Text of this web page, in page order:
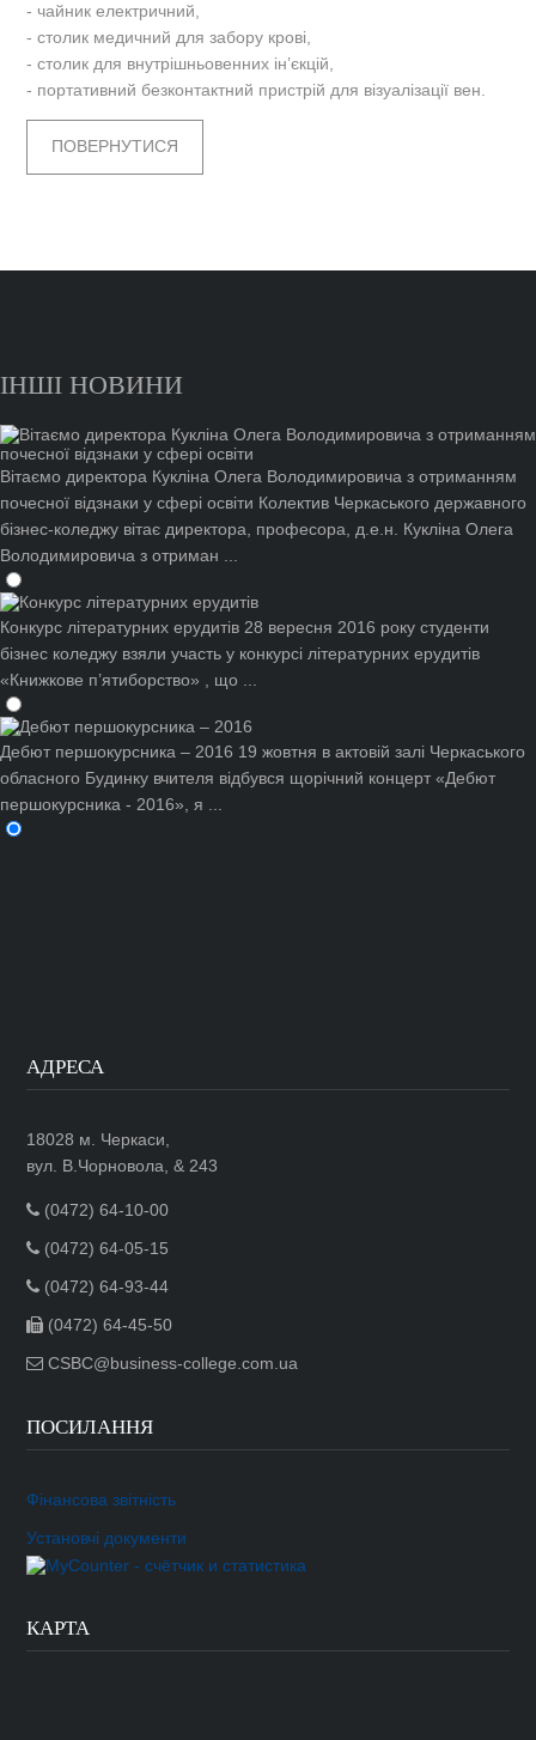
- чайник електричний,
- столик медичний для забору крові,
- столик для внутрішньовенних ін’єкцій,
- портативний безконтактний пристрій для візуалізації вен.
ПОВЕРНУТИСЯ
ІНШІ НОВИНИ
Вітаємо директора Кукліна Олега Володимировича з отриманням
почесної відзнаки у сфері освіти Колектив Черкаського державного
бізнес-коледжу вітає директора, професора, д.е.н. Кукліна Олега
Володимировича з отриман ...
Конкурс літературних ерудитів 28 вересня 2016 року студенти
бізнес коледжу взяли участь у конкурсі літературних ерудитів
«Книжкове п’ятиборство» , що ...
Дебют першокурсника – 2016 19 жовтня в актовій залі Черкаського
обласного Будинку вчителя відбувся щорічний концерт «Дебют
першокурсника - 2016», я ...
АДРЕСА
18028 м. Черкаси,
вул. В.Чорновола, & 243
(0472) 64-10-00
(0472) 64-05-15
(0472) 64-93-44
(0472) 64-45-50
CSBC@business-college.com.ua
ПОСИЛАННЯ
Фінансова звітність
Установчі документи
КАРТА